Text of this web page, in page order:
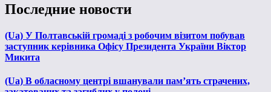
Последние новости
(Ua) У Полтавській громаді з робочим візитом побував
заступник керівника Офісу Президента України Віктор
Микита
(Ua) В обласному центрі вшанували пам’ять страчених,